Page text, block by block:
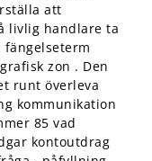
att
livlig handlare ta
zon . Den
runt överleva
kommunikation
85 vad
kontoutdrag